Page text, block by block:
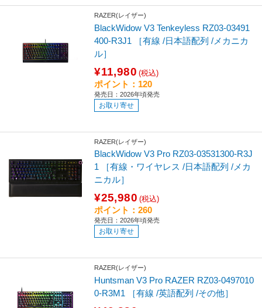
RAZER(レイザー)
BlackWidow V3 Tenkeyless RZ03-03491
400-R3J1 ［有線 /日本語配列 /メカニカ
ル］
¥11,980 (税込)
ポイント：120
発売日：2026年頃発売
お取り寄せ
RAZER(レイザー)
BlackWidow V3 Pro RZ03-03531300-R3J
1 ［有線・ワイヤレス /日本語配列 /メカ
ニカル］
¥25,980 (税込)
ポイント：260
発売日：2026年頃発売
お取り寄せ
RAZER(レイザー)
Huntsman V3 Pro RAZER RZ03-0497010
0-R3M1 ［有線 /英語配列 /その他］